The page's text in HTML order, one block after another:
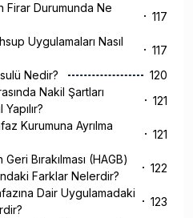
Firar Durumunda Ne
117
Uygulamaları Nasıl
117
Nedir?
120
Nakil Şartları
121
Kurumuna Ayrılma
121
Geri Bırakılması (HAGB)
Farklar Nelerdir?
122
Dair Uygulamadaki
123